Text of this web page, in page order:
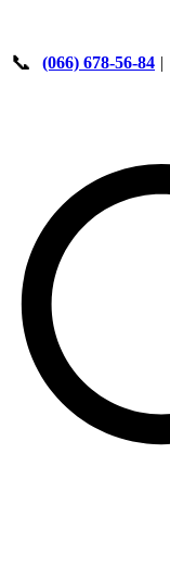
📞 (066) 678-56-84 |